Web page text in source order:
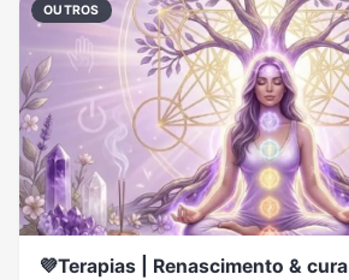
OUTROS
💜Terapias | Renascimento & cura